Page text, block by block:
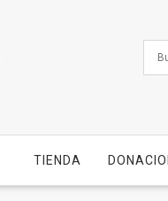
TIENDA